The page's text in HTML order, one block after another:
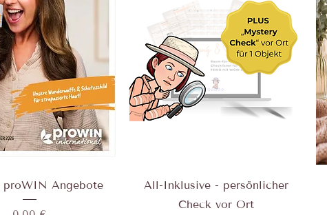
proWIN Angebote
All-Inklusive - persönlicher
Check vor Ort